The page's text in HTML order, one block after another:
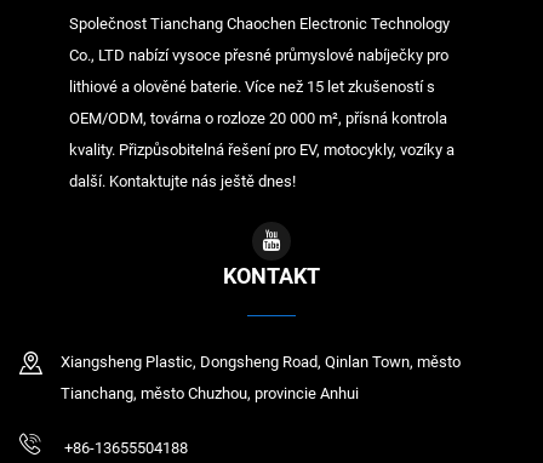
Společnost Tianchang Chaochen Electronic Technology
Co., LTD nabízí vysoce přesné průmyslové nabíječky pro
lithiové a olověné baterie. Více než 15 let zkušeností s
OEM/ODM, továrna o rozloze 20 000 m², přísná kontrola
kvality. Přizpůsobitelná řešení pro EV, motocykly, vozíky a
další. Kontaktujte nás ještě dnes!
KONTAKT
Xiangsheng Plastic, Dongsheng Road, Qinlan Town, město
Tianchang, město Chuzhou, provincie Anhui
+86-13655504188